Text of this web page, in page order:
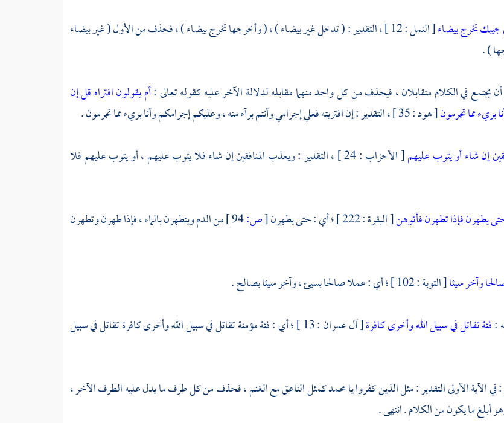
تخرج بيضاء
[ النمل : 12 ] ، التقدير : ( تدخل غير بيضاء ) ، ( وأخرجها تخرج بيضاء ) ، فحذف من الأول ( غير بيضاء
) .
يجتمع في الكلام متقابلان ، فيحذف من كل واحد منهما مقابله لدلالة الآخر عليه كقوله تعالى :أم يقولون افتراه قل إن
بريء مما تجرمون[ هود : 35 ] ، التقدير : إن افتريته فعلي إجرامي وأنتم برآء منه ، وعليكم إجرامكم وأنا بريء مما تجرمون .
إن شاء أو يتوب عليهم
[ الأحزاب : 24 ] ، التقدير : ويعذب المنافقين إن شاء فلا يتوب عليهم ، أو يتوب عليهم فلا
يطهرن فإذا تطهرن فأتوهن[ البقرة : 222 ] ؛ أي : حتى يطهرن [ص:
من الدم ويتطهرن بالماء ، فإذا طهرن وتطهرن
وآخر سيئا[ التوبة : 102 ] ؛ أي : عملا صالحا بسيئ ، وآخر سيئا بصالح .
:فئة تقاتل في سبيل الله وأخرى كافرة
[ آل عمران : 13 ] ؛ أي : فئة مؤمنة تقاتل في سبيل الله وأخرى كافرة تقاتل في سبيل
: في الآية الأولى التقدير : مثل الذين كفروا يا محمد كمثل الناعق مع الغنم ، فحذف من كل طرف ما يدل عليه الطرف الآخر ،
أبلغ ما يكون من الكلام . انتهى .